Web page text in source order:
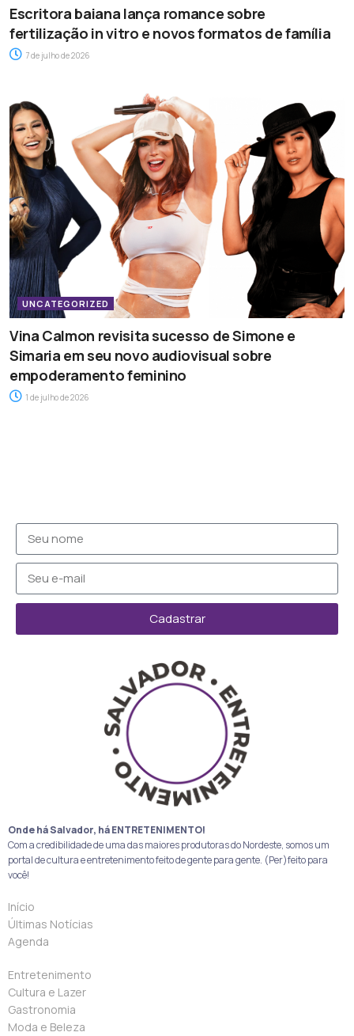
Escritora baiana lança romance sobre
fertilização in vitro e novos formatos de família
7 de julho de 2026
UNCATEGORIZED
Vina Calmon revisita sucesso de Simone e
Simaria em seu novo audiovisual sobre
empoderamento feminino
1 de julho de 2026
Cadastrar
Onde há Salvador, há ENTRETENIMENTO!
Com a credibilidade de uma das maiores produtoras do Nordeste, somos um
portal de cultura e entretenimento feito de gente para gente. (Per)feito para
você!
Início
Últimas Notícias
Agenda
Entretenimento
Cultura e Lazer
Gastronomia
Moda e Beleza